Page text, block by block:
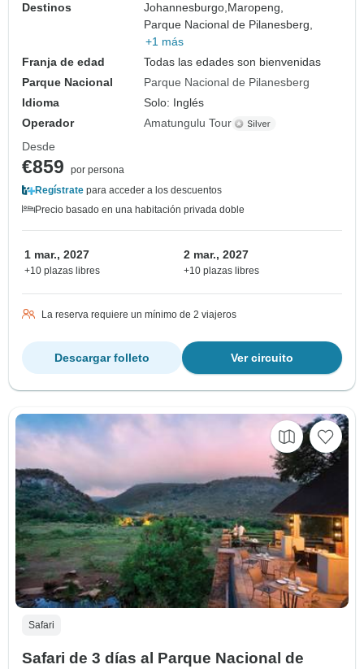
Destinos
Johannesburgo, Maropeng,
Parque Nacional de Pilanesberg,
+1 más
Franja de edad
Todas las edades son bienvenidas
Parque Nacional
Parque Nacional de Pilanesberg
Idioma
Solo: Inglés
Operador
Amatungulu Tour
Desde
€859
por persona
Regístrate para acceder a los descuentos
Precio basado en una habitación privada doble
1 mar., 2027
+10 plazas libres
2 mar., 2027
+10 plazas libres
La reserva requiere un mínimo de 2 viajeros
Ver circuito
Descargar folleto
Safari
Safari de 3 días al Parque Nacional de